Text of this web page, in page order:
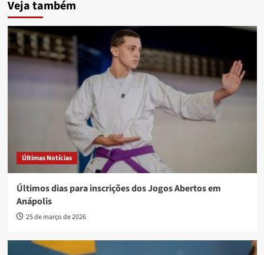
Veja também
Últimas Notícias
Últimos dias para inscrições dos Jogos Abertos em
Anápolis
25 de março de 2026